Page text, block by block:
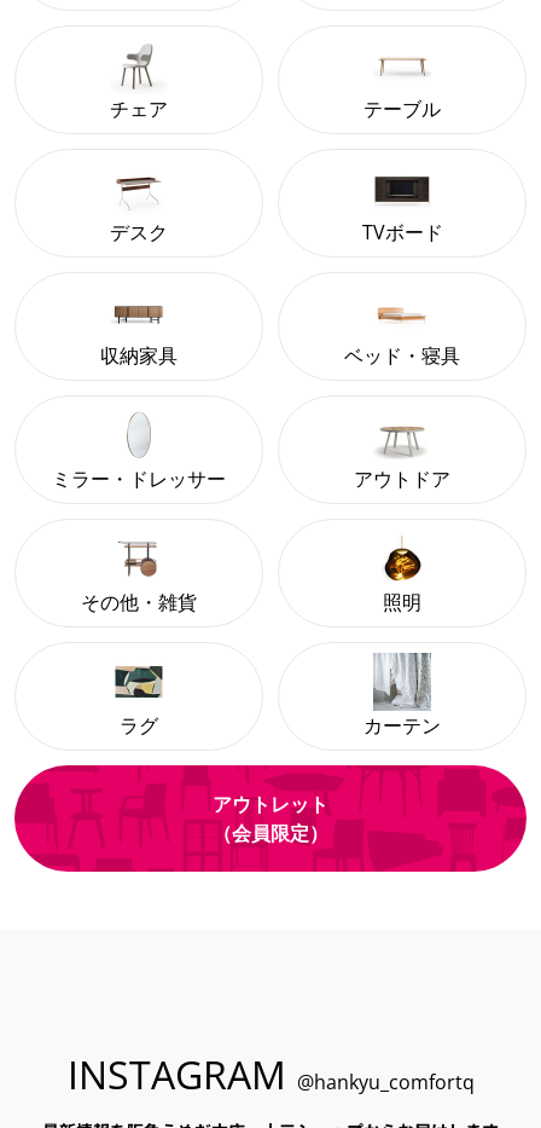
チェア テーブル
デスク TVボード
収納家具 ベッド・寝具
ミラー・ドレッサー アウトドア
その他・雑貨 照明
ラグ カーテン
アウトレット
（会員限定）
INSTAGRAM @hankyu_comfortq